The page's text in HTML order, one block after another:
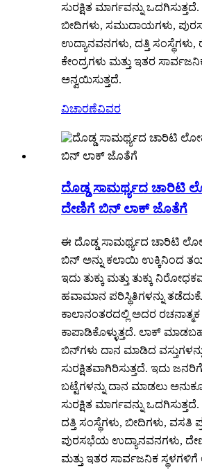
ಸುರಕ್ಷಿತ ಮಾರ್ಗವನ್ನು ಒದಗಿಸುತ್ತದೆ.
ಬೀದಿಗಳು, ಸಮುದಾಯಗಳು,
ಉದ್ಯಾನವನಗಳು, ದತ್ತಿ
ಕೇಂದ್ರಗಳು ಮತ್ತು ಇತರ
ಅನ್ವಯಿಸುತ್ತದೆ.
ವಿಚಾರಣೆವಿವರ
ದೊಡ್ಡ ಸಾಮರ್ಥ್ಯದ ಚಾರಿಟಿ
ದೇಣಿಗೆ ಬಿನ್ ಲಾಕ್ ಜೊತೆಗೆ
ಈ ದೊಡ್ಡ ಸಾಮರ್ಥ್ಯದ ಚಾರಿಟಿ
ಬಿನ್ ಅನ್ನು ಕಲಾಯಿ ಉಕ್ಕಿನಿಂದ
ಇದು ತುಕ್ಕು ಮತ್ತು ತುಕ್ಕು
ಹವಾಮಾನ ಪರಿಸ್ಥಿತಿಗಳನ್ನು
ಕಾಲಾನಂತರದಲ್ಲಿ ಅದರ
ಕಾಪಾಡಿಕೊಳ್ಳುತ್ತದೆ. ಲಾಕ್
ಬಿನ್‌ಗಳು ದಾನ ಮಾಡಿದ
ಸುರಕ್ಷಿತವಾಗಿರಿಸುತ್ತದೆ. ಇದು
ಬಟ್ಟೆಗಳನ್ನು ದಾನ ಮಾಡಲು
ಸುರಕ್ಷಿತ ಮಾರ್ಗವನ್ನು ಒದಗಿಸುತ್ತದೆ.
ದತ್ತಿ ಸಂಸ್ಥೆಗಳು, ಬೀದಿಗಳು, ವಸತಿ
ಪುರಸಭೆಯ ಉದ್ಯಾನವನಗಳು,
ಮತ್ತು ಇತರ ಸಾರ್ವಜನಿಕ ಸ್ಥಳಗಳಿಗೆ